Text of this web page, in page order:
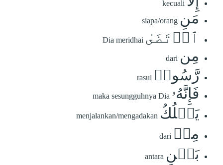
kecuali
مَنِ siapa/orang
ٱرۡتَضَىٰ Dia meridhai
مِن dari
رَّسُولٖ rasul
فَإِنَّهُۥ maka sesungguhnya Dia
يَسۡلُكُ menjalankan/mengadakan
مِنۢ dari
بَيۡنِ antara